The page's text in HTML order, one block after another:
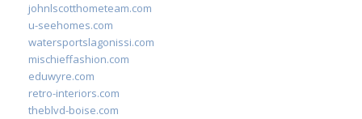
johnlscotthometeam.com
u-seehomes.com
watersportslagonissi.com
mischieffashion.com
eduwyre.com
retro-interiors.com
theblvd-boise.com